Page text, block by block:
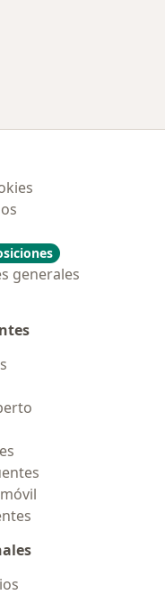
generales